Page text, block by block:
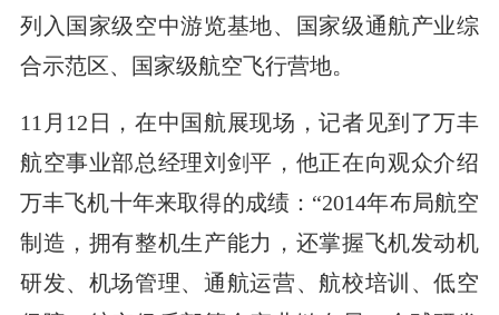
列入国家级空中游览基地、国家级通航产业综
合示范区、国家级航空飞行营地。
11月12日，在中国航展现场，记者见到了万丰
航空事业部总经理刘剑平，他正在向观众介绍
万丰飞机十年来取得的成绩：“2014年布局航空
制造，拥有整机生产能力，还掌握飞机发动机
研发、机场管理、通航运营、航校培训、低空